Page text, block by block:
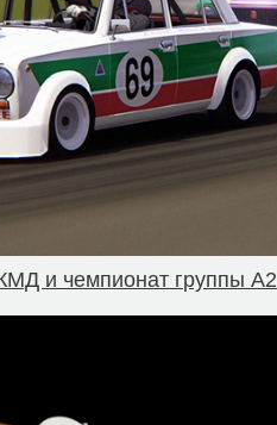
и чемпионат группы А2